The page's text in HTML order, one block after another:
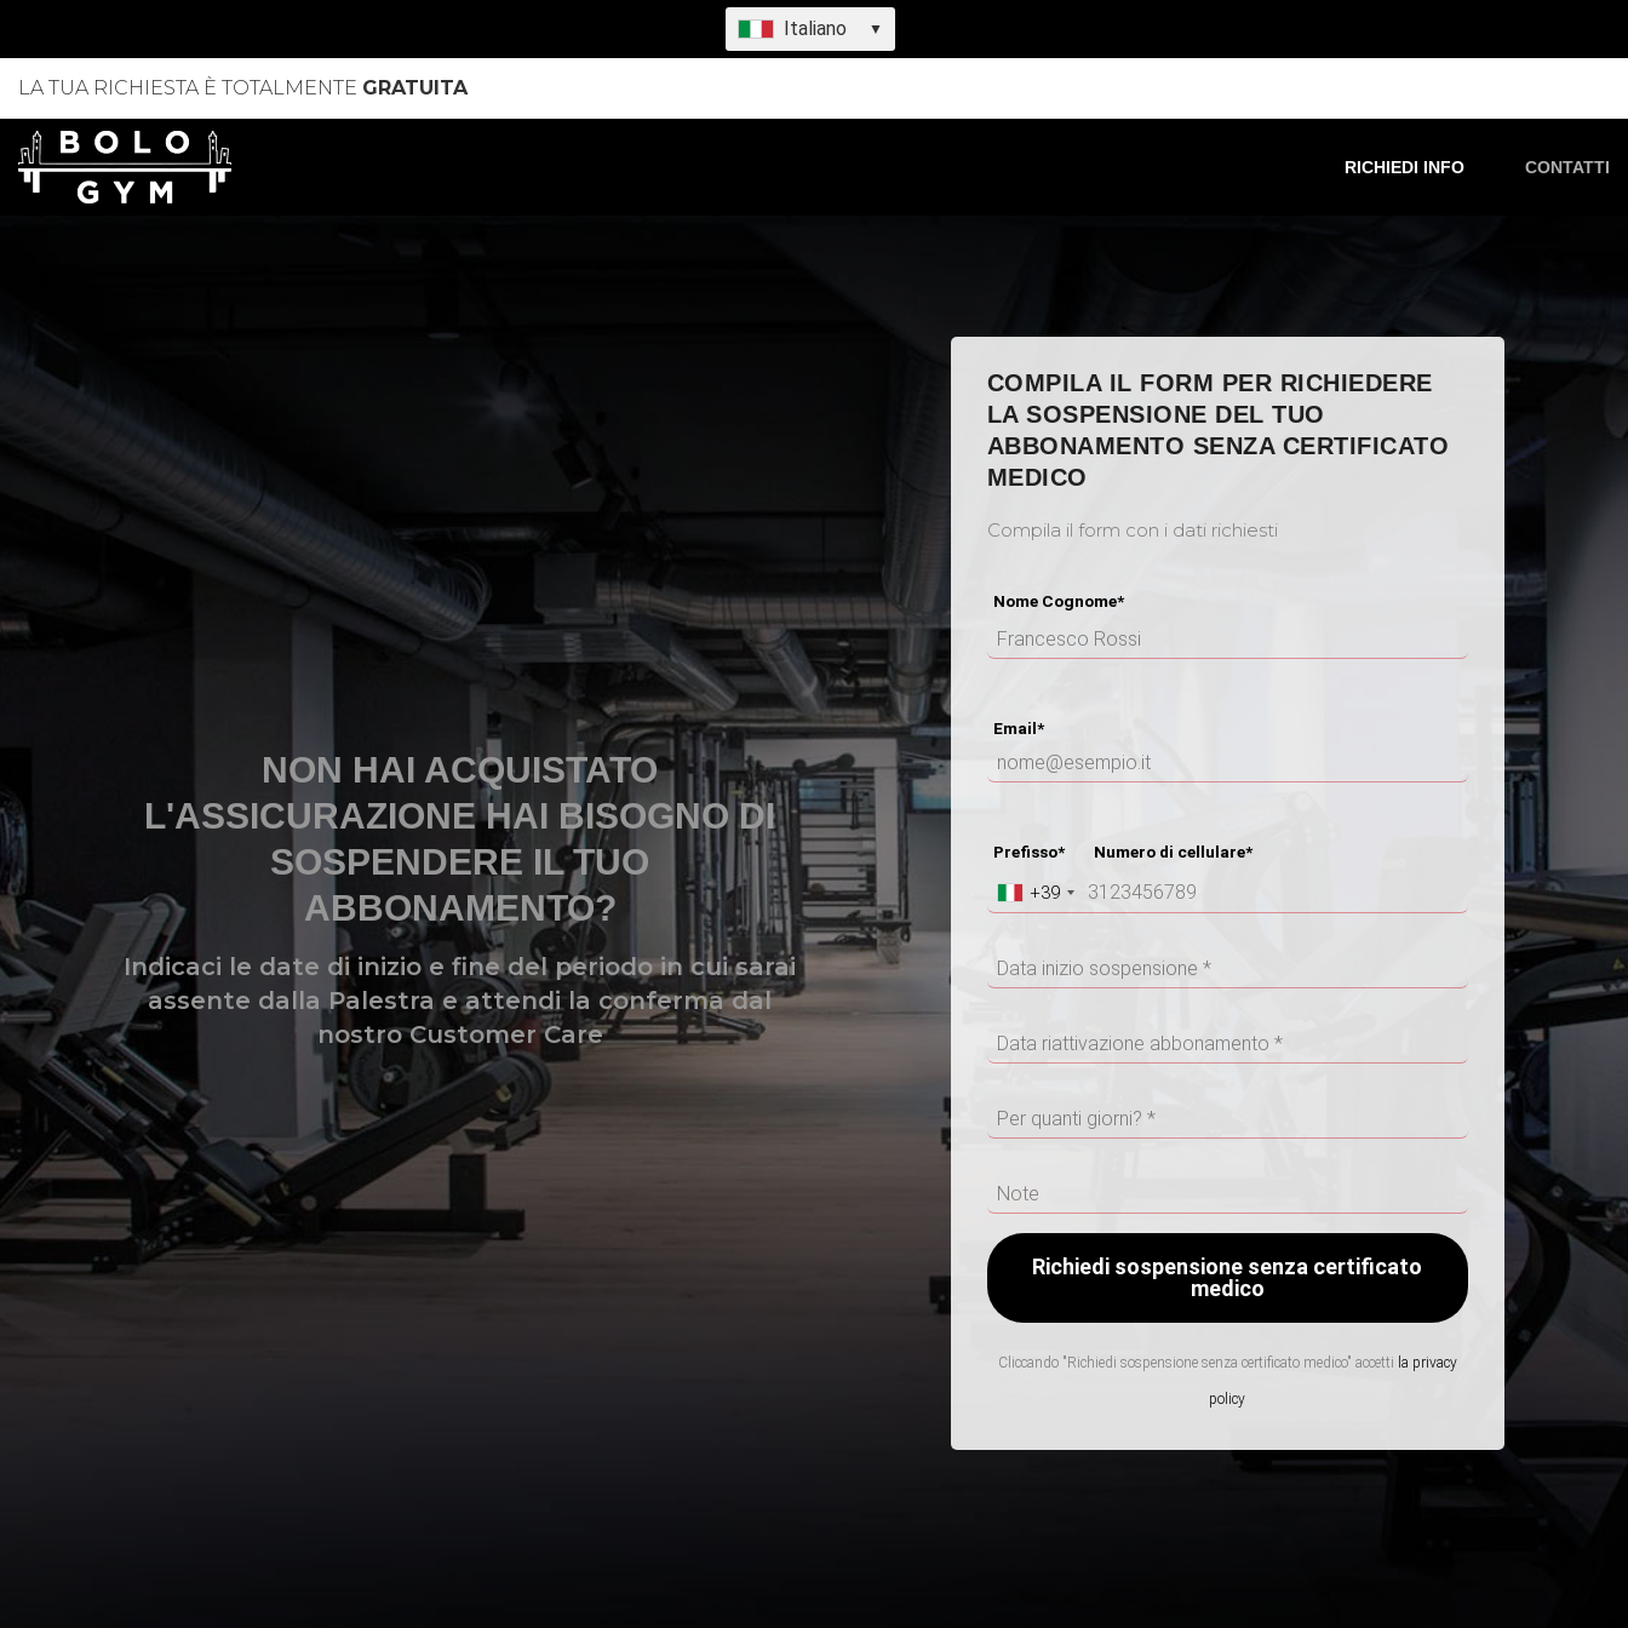
Italiano ▼
LA TUA RICHIESTA È TOTALMENTE GRATUITA
RICHIEDI INFO CONTATTI
NON HAI ACQUISTATO
L'ASSICURAZIONE HAI BISOGNO DI
SOSPENDERE IL TUO
ABBONAMENTO?
Indicaci le date di inizio e fine del periodo in cui sarai
assente dalla Palestra e attendi la conferma dal
nostro Customer Care
COMPILA IL FORM PER RICHIEDERE
LA SOSPENSIONE DEL TUO
ABBONAMENTO SENZA CERTIFICATO
MEDICO
Compila il form con i dati richiesti
Nome Cognome*
Email*
Prefisso* Numero di cellulare*
+39
Cliccando "Richiedi sospensione senza certificato medico" accetti la privacy
policy